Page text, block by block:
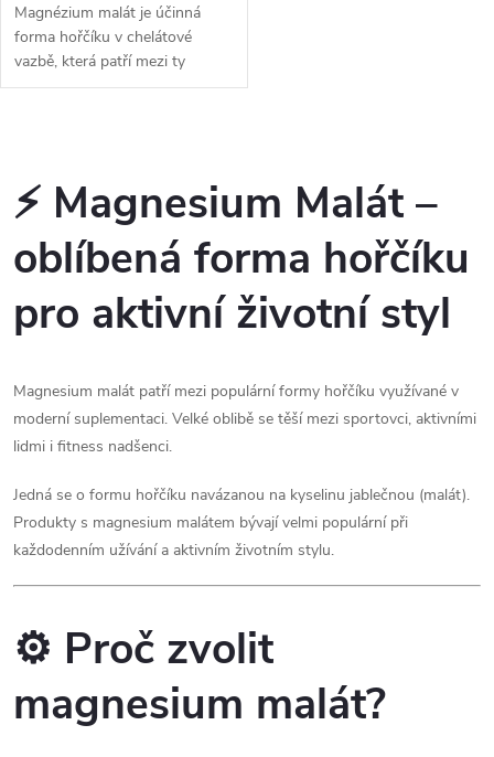
Magnézium malát je účinná
forma hořčíku v chelátové
vazbě, která patří mezi ty
nejlépe vstřebatelné. Skvěle se
v
l
á
d
a
c
í
p
r
v
k
v
⚡ Magnesium Malát –
oblíbená forma hořčíku
pro aktivní životní styl
Magnesium malát patří mezi populární formy hořčíku využívané v
moderní suplementaci. Velké oblibě se těší mezi sportovci, aktivními
lidmi i fitness nadšenci.
Jedná se o formu hořčíku navázanou na kyselinu jablečnou (malát).
Produkty s magnesium malátem bývají velmi populární při
každodenním užívání a aktivním životním stylu.
⚙️ Proč zvolit
magnesium malát?